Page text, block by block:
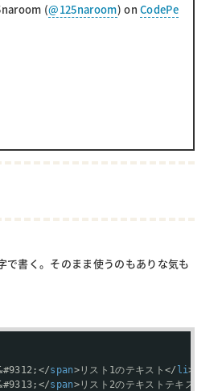
(@125naroom) onCodePe
で書く。そのまま使うのもありな気も
span>リスト1のテキスト</ li>
span>リスト2のテキストテキストテ